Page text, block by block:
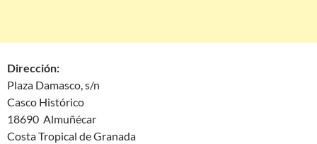
Dirección:
Plaza Damasco, s/n
Casco Histórico
18690 Almuñécar
Costa Tropical de Granada